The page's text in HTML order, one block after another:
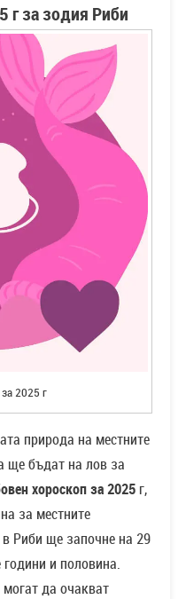
г за зодия Риби
2025 г
природа на местните
ще бъдат на лов за
хороскоп за 2025г,
за местните
в Риби ще започне на 29
и половина.
да очакват